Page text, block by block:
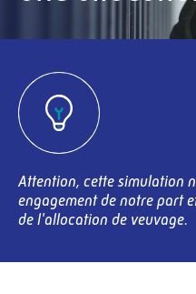
Attention, cette simulation
engagement de notre part
de l'allocation de veuvage.